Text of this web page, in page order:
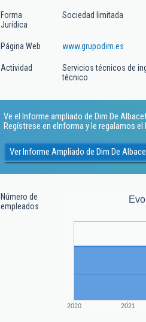
Forma
Jurídica
Sociedad limitada
Página Web www.grupodim.es
Actividad
Servicios técnicos de
técnico
Ve el Informe ampliado de Dim De
Regístrese en eInforma y le regalamos
Ver Informe Ampliado de Dim De
Número de
empleados
2020 2021